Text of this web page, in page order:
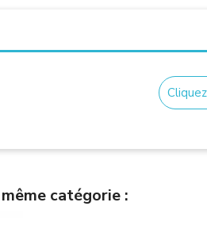
catégorie :